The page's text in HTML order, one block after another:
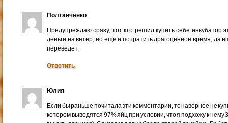
Полтавченко
Предупреждаю сразу, тот кто решил купить себе инкубатор
деньги на ветер, но еще и потратить драгоценное время, да
переведет.
Ответить
Юлия
Если бы раньше почитала эти комментарии, то наверное не
котором выводятся 97% яйц при условии, что я подхожу к нему